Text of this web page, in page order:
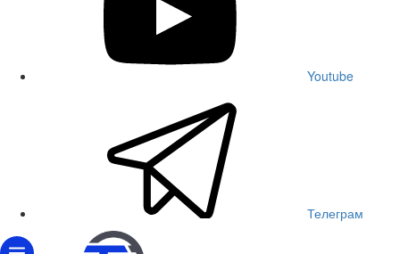
Youtube
Телеграм